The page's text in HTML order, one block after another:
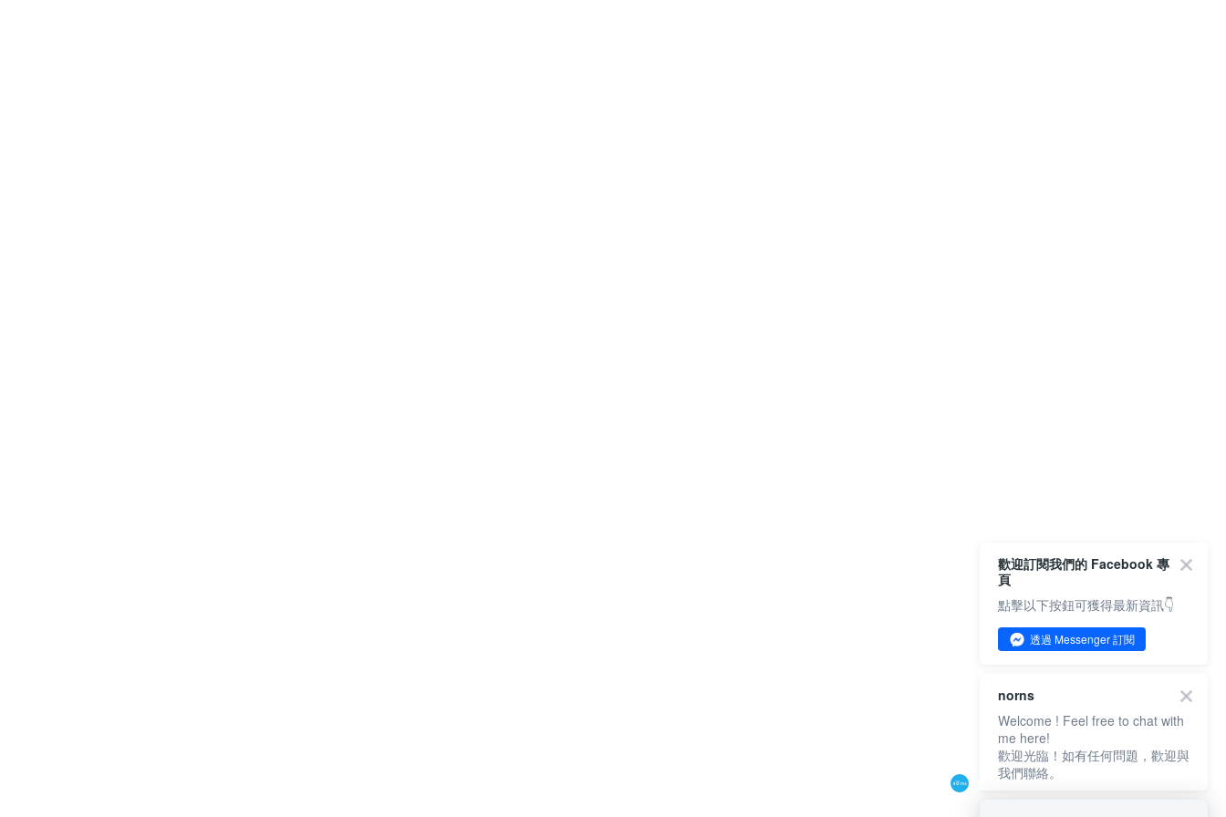
歡迎訂閱我們的 Facebook 專
頁
點擊以下按鈕可獲得最新資訊👇
透過 Messenger 訂閱
norns
Welcome ! Feel free to chat with
me here!
歡迎光臨！如有任何問題，歡迎與
我們聯絡。